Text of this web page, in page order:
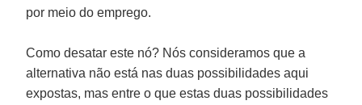
por meio do emprego.
Como desatar este nó? Nós consideramos que a
alternativa não está nas duas possibilidades aqui
expostas, mas entre o que estas duas possibilidades